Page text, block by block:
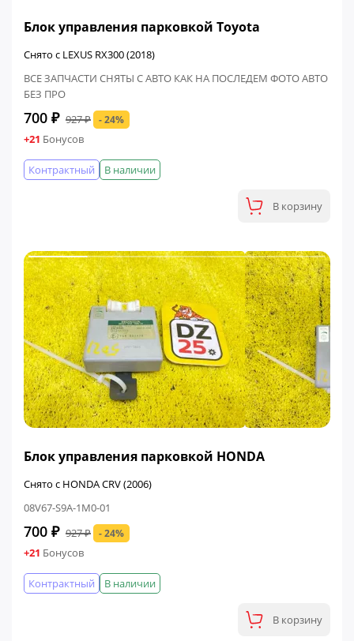
Блок управления парковкой Toyota
Снято с LEXUS RX300 (2018)
ВСЕ ЗАПЧАСТИ СНЯТЫ С АВТО КАК НА ПОСЛЕДЕМ ФОТО АВТО
БЕЗ ПРО
700 ₽ 927 ₽ - 24%
+21 Бонусов
В наличии
Контрактный
В корзину
Блок управления парковкой HONDA
Снято с HONDA CRV (2006)
08V67-S9A-1M0-01
700 ₽ 927 ₽ - 24%
+21 Бонусов
В наличии
Контрактный
В корзину